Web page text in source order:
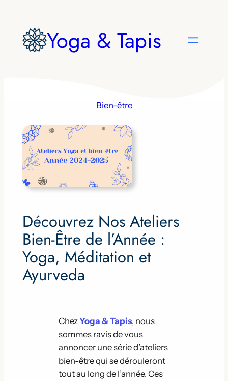
contenu
Yoga & Tapis
Bien-être
Découvrez Nos Ateliers
Bien-Être de l’Année :
Yoga, Méditation et
Ayurveda
ChezYoga & Tapis, nous
sommes ravis de vous
annoncer une série d’ateliers
bien-être qui se dérouleront
tout au long de l’année. Ces